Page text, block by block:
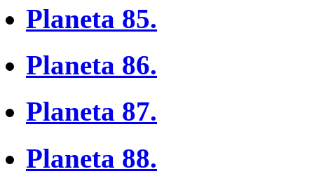
Planeta 85.
Planeta 86.
Planeta 87.
Planeta 88.